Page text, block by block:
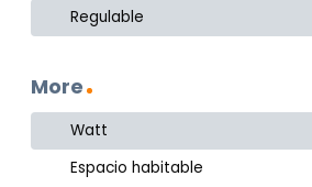
Regulable
More
Watt
Espacio habitable